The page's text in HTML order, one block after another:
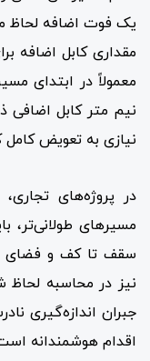
یک فوت اضافه لحاظ
معمولاً در ابتدای
نیم متر کابل اضافی
نیازی به تعویض کامل
مسیرهای طولانی‌تر،
سقف تا کف و فضای
نیز در محاسبه لحاظ
جبران اندازه‌گیری
اقدام هوشمندانه